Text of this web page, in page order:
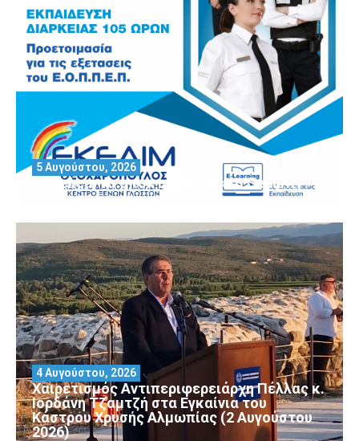
Θέλεις να αποκτήσεις άδεια Security?
5 Αυγούστου, 2026
Χαιρετισμός Αντιπεριφερειάρχη Πέλλας κ.
Ιορδάνη Τζαμτζή στα Εγκαίνια του
Κάστρου Χρυσής Αλμωπίας (2 Αυγούστου
2026)
4 Αυγούστου, 2026